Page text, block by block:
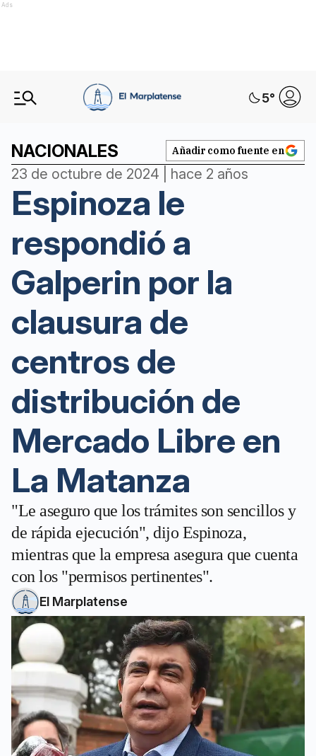
Ads
5°
NACIONALES Añadir como fuente en
23 de octubre de 2024 | hace 2 años
Espinoza le
respondió a
Galperin por la
clausura de
centros de
distribución de
Mercado Libre en
La Matanza
"Le aseguro que los trámites son sencillos y
de rápida ejecución", dijo Espinoza,
mientras que la empresa asegura que cuenta
con los "permisos pertinentes".
El Marplatense